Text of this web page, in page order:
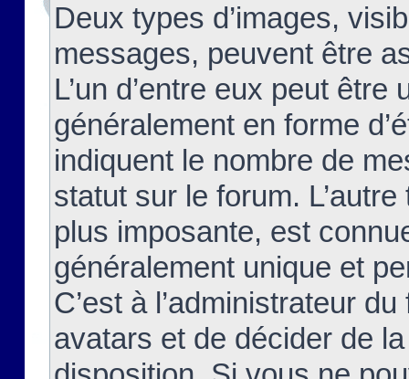
Deux types d’images,
messages, peuvent être
L’un d’entre eux peut
généralement en forme
indiquent le nombre de
statut sur le forum.
plus imposante, est
généralement unique et
C’est à l’administrateur
avatars et de décider de